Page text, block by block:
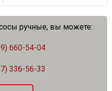
ручные, вы можете:
660-54-04
336-56-33